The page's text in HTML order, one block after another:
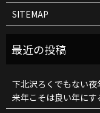
SITEMAP
下北沢ろくでもない
来年こそは良い年に